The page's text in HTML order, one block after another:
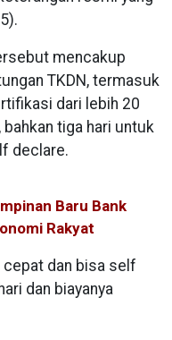
mencakup
TKDN, termasuk
dari lebih 20
bahkan tiga hari untuk
declare.
Baru Bank
Rakyat
cepat dan bisa self
dan biayanya